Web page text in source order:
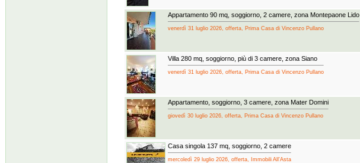
Appartamento 90 mq, soggiorno, 2 camere, zona Montepaone Lido
venerdì 31 luglio 2026, offerta, Prima Casa di Vincenzo Pullano
Villa 280 mq, soggiorno, più di 3 camere, zona Siano
venerdì 31 luglio 2026, offerta, Prima Casa di Vincenzo Pullano
Appartamento, soggiorno, 3 camere, zona Mater Domini
giovedì 30 luglio 2026, offerta, Prima Casa di Vincenzo Pullano
Casa singola 137 mq, soggiorno, 2 camere
mercoledì 29 luglio 2026, offerta, Immobili All'Asta